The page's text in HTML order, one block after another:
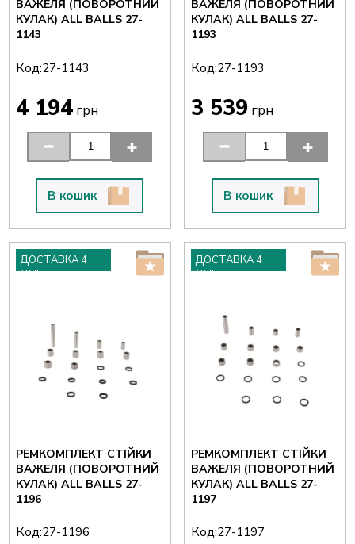
ВАЖЕЛЯ (ПОВОРОТНИЙ
КУЛАК) ALL BALLS 27-
1143
Код:27-1143
4 194грн
В кошик
ВАЖЕЛЯ (ПОВОРОТНИЙ
КУЛАК) ALL BALLS 27-
1193
Код:27-1193
3 539 грн
В кошик
ДОСТАВКА 4
ДНІ
РЕМКОМПЛЕКТ СТІЙКИ
ВАЖЕЛЯ (ПОВОРОТНИЙ
КУЛАК) ALL BALLS 27-
1196
Код:27-1196
ДОСТАВКА 4
ДНІ
РЕМКОМПЛЕКТ СТІЙКИ
ВАЖЕЛЯ (ПОВОРОТНИЙ
КУЛАК) ALL BALLS 27-
1197
Код:27-1197